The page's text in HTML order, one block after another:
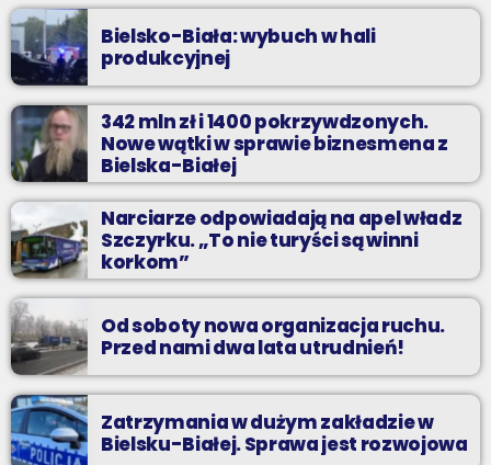
Bielsko-Biała: wybuch w hali
produkcyjnej
342 mln zł i 1400 pokrzywdzonych.
Nowe wątki w sprawie biznesmena z
Bielska-Białej
Narciarze odpowiadają na apel władz
Szczyrku. „To nie turyści są winni
korkom”
Od soboty nowa organizacja ruchu.
Przed nami dwa lata utrudnień!
Zatrzymania w dużym zakładzie w
Bielsku-Białej. Sprawa jest rozwojowa